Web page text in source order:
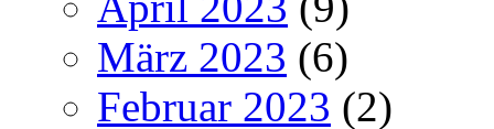
März 2023 (6)
Februar 2023 (2)